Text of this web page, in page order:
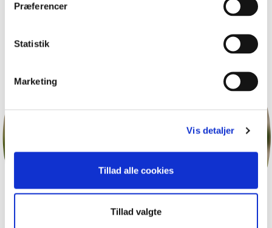
Præferencer
Statistik
Marketing
Vis detaljer
Tillad alle cookies
Tillad valgte